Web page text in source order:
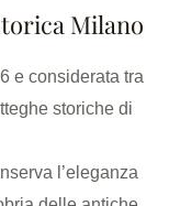
Milano
e considerata tra
storiche di
l’eleganza